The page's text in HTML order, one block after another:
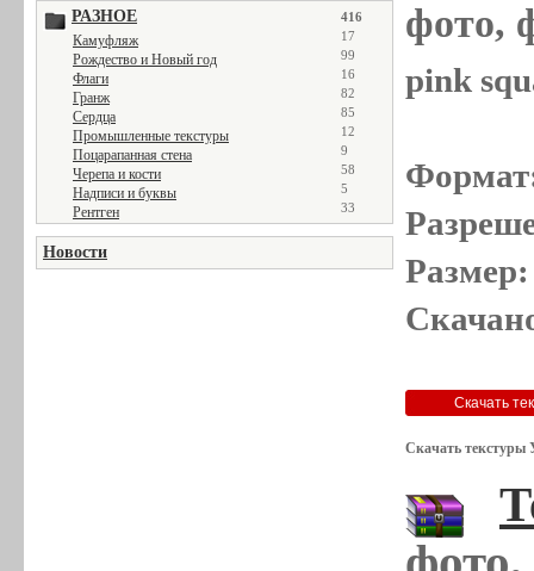
РАЗНОЕ 416
Камуфляж 17
Рождество и Новый год 99
Флаги 16
Гранж 82
Сердца 85
Промышленные текстуры 12
Поцарапанная стена 9
Черепа и кости 58
Надписи и буквы 5
Рентген 33
Новости
фото,
pink
Скачать текстуры